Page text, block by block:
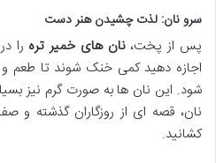
سرو نان: لذت چشیدن هنر دست
پس از پخت،نان های خمیر تره را
اجازه دهید کمی خنک شوند تا طعم و
شود. این نان ها به صورت گرم نیز
نان، قصه ای از روزگاران گذشته و
کشانید.